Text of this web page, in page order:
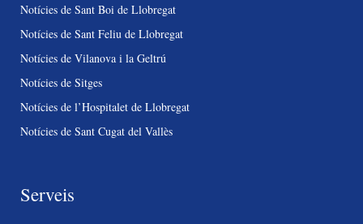
Notícies de Sant Boi de Llobregat
Notícies de Sant Feliu de Llobregat
Notícies de Vilanova i la Geltrú
Notícies de Sitges
Notícies de l’Hospitalet de Llobregat
Notícies de Sant Cugat del Vallès
Serveis